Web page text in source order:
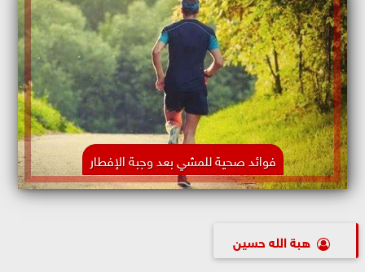
فوائد صحية للمشي بعد وجبة الإفطار
هبة الله حسين